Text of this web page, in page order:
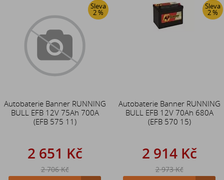
Sleva
2 %
Autobaterie Banner RUNNING
BULL EFB 12V 75Ah 700A
(EFB 575 11)
2 651 Kč
2 706 Kč
Sleva
2 %
Autobaterie Banner RUNNING
BULL EFB 12V 70Ah 680A
(EFB 570 15)
2 914 Kč
2 973 Kč